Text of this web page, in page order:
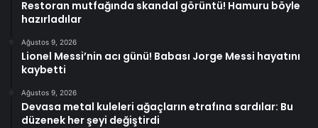
Restoran mutfağında skandal görüntü! Hamuru böyle
hazırladılar
Ağustos 9, 2026
Lionel Messi’nin acı günü! Babası Jorge Messi hayatını
kaybetti
Ağustos 9, 2026
Devasa metal kuleleri ağaçların etrafına sardılar: Bu
düzenek her şeyi değiştirdi